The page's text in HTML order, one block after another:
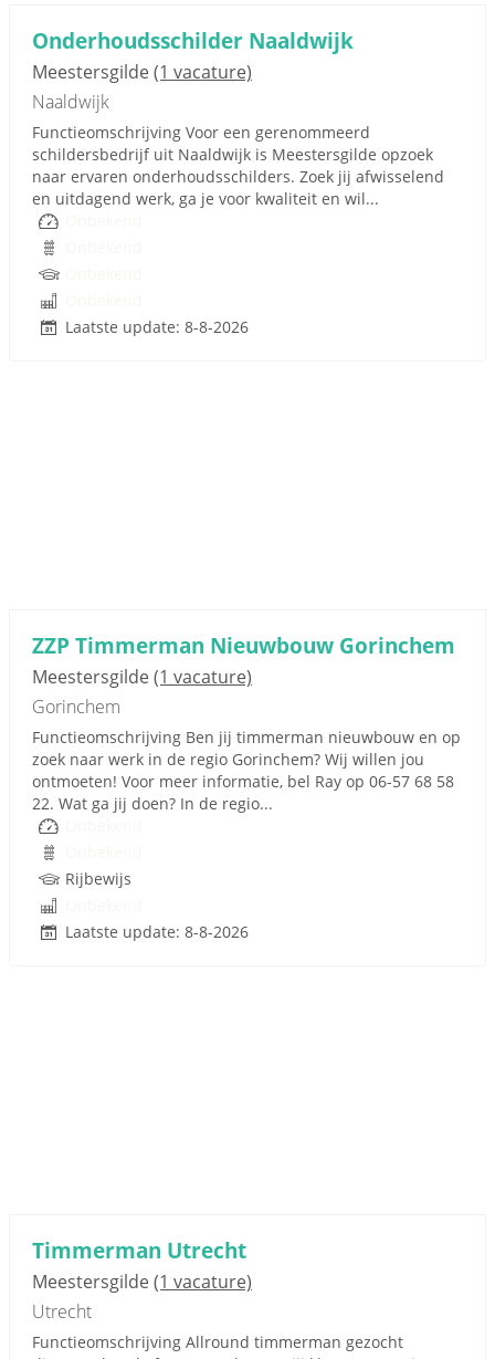
Onderhoudsschilder Naaldwijk
Meestersgilde(1 vacature)
Naaldwijk
Functieomschrijving Voor een gerenommeerd
schildersbedrijf uit Naaldwijk is Meestersgilde opzoek
naar ervaren onderhoudsschilders. Zoek jij afwisselend
en uitdagend werk, ga je voor kwaliteit en wil...
Laatste update: 8-8-2026
ZZP Timmerman Nieuwbouw Gorinchem
Meestersgilde(1 vacature)
Gorinchem
Functieomschrijving Ben jij timmerman nieuwbouw en op
zoek naar werk in de regio Gorinchem? Wij willen jou
ontmoeten! Voor meer informatie, bel Ray op 06-57 68 58
22. Wat ga jij doen? In de regio...
Rijbewijs
Laatste update: 8-8-2026
Timmerman Utrecht
Meestersgilde(1 vacature)
Utrecht
Functieomschrijving Allround timmerman gezocht